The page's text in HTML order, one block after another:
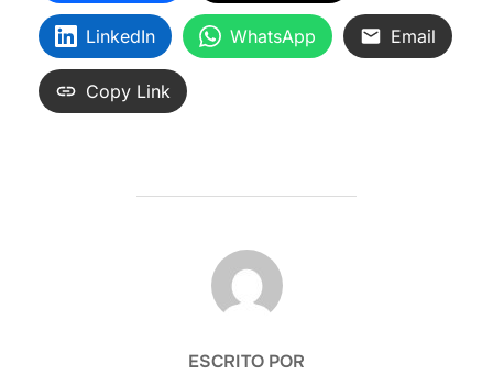
LinkedIn WhatsApp Email
Copy Link
AUTOR DE LA ENTRADA
ESCRITO POR